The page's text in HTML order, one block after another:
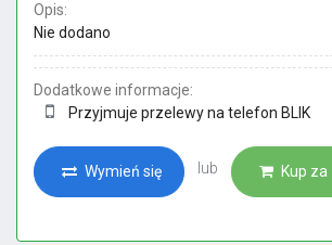
Opis:
Nie dodano
Dodatkowe informacje:
Przyjmuje przelewy na telefon BLIK
Wymień się lub Kup za